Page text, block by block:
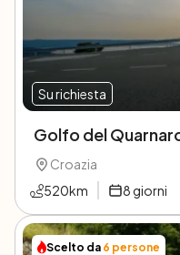
Su richiesta
Golfo del
Croazia
520km 8giorni
Scelto da 6 persone